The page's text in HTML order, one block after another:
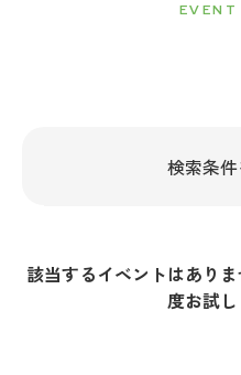
EVENT
該当するイベントはあり
度お試し